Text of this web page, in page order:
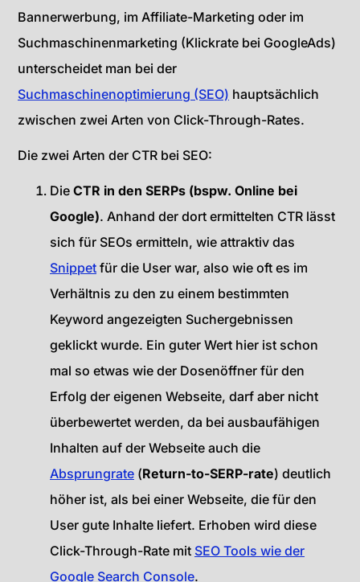
Bannerwerbung, im Affiliate-Marketing oder im
Suchmaschinenmarketing (Klickrate bei GoogleAds)
unterscheidet man bei der
Suchmaschinenoptimierung (SEO) hauptsächlich
zwischen zwei Arten von Click-Through-Rates.
Die zwei Arten der CTR bei SEO:
Die CTR in den SERPs (bspw. Online bei
Google). Anhand der dort ermittelten CTR lässt
sich für SEOs ermitteln, wie attraktiv das
Snippet für die User war, also wie oft es im
Verhältnis zu den zu einem bestimmten
Keyword angezeigten Suchergebnissen
geklickt wurde. Ein guter Wert hier ist schon
mal so etwas wie der Dosenöffner für den
Erfolg der eigenen Webseite, darf aber nicht
überbewertet werden, da bei ausbaufähigen
Inhalten auf der Webseite auch die
Absprungrate (Return-to-SERP-rate) deutlich
höher ist, als bei einer Webseite, die für den
User gute Inhalte liefert. Erhoben wird diese
Click-Through-Rate mit SEO Tools wie der
Google Search Console.